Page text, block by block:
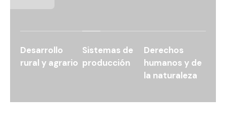
Desarrollo
rural y agrario
Sistemas de
producción
Derechos
humanos y de
la naturaleza